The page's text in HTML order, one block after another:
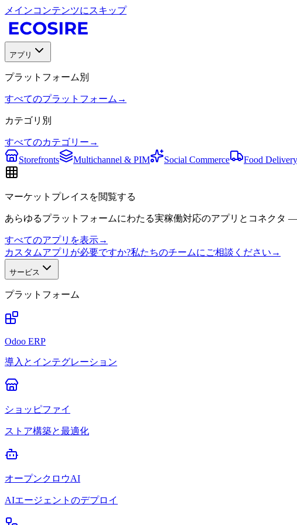
メインコンテンツにスキップ
アプリ
プラットフォーム別
すべてのプラットフォーム →
カテゴリ別
すべてのカテゴリー →
Storefronts
Multichannel & PIM Social Commerce Food Delivery
マーケットプレイスを閲覧する
あらゆるプラットフォームにわたる実稼働対応のアプリとコネクタ
すべてのアプリを表示→
カスタムアプリが必要ですか?私たちのチームにご相談ください →
サービス
プラットフォーム
Odoo ERP
導入とインテグレーション
ショッピファイ
ストア構築と最適化
オープンクロウAI
AIエージェントのデプロイ